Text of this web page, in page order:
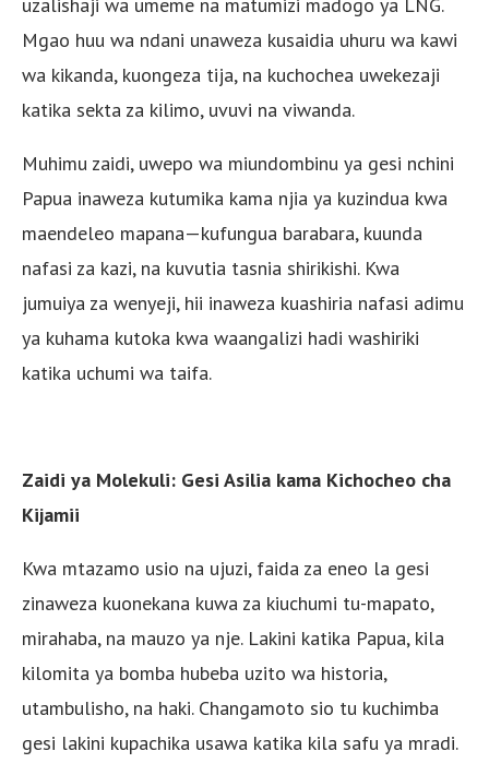
uzalishaji wa umeme na matumizi madogo ya LNG.
Mgao huu wa ndani unaweza kusaidia uhuru wa kawi
wa kikanda, kuongeza tija, na kuchochea uwekezaji
katika sekta za kilimo, uvuvi na viwanda.
Muhimu zaidi, uwepo wa miundombinu ya gesi nchini
Papua inaweza kutumika kama njia ya kuzindua kwa
maendeleo mapana—kufungua barabara, kuunda
nafasi za kazi, na kuvutia tasnia shirikishi. Kwa
jumuiya za wenyeji, hii inaweza kuashiria nafasi adimu
ya kuhama kutoka kwa waangalizi hadi washiriki
katika uchumi wa taifa.
Zaidi ya Molekuli: Gesi Asilia kama Kichocheo cha
Kijamii
Kwa mtazamo usio na ujuzi, faida za eneo la gesi
zinaweza kuonekana kuwa za kiuchumi tu-mapato,
mirahaba, na mauzo ya nje. Lakini katika Papua, kila
kilomita ya bomba hubeba uzito wa historia,
utambulisho, na haki. Changamoto sio tu kuchimba
gesi lakini kupachika usawa katika kila safu ya mradi.